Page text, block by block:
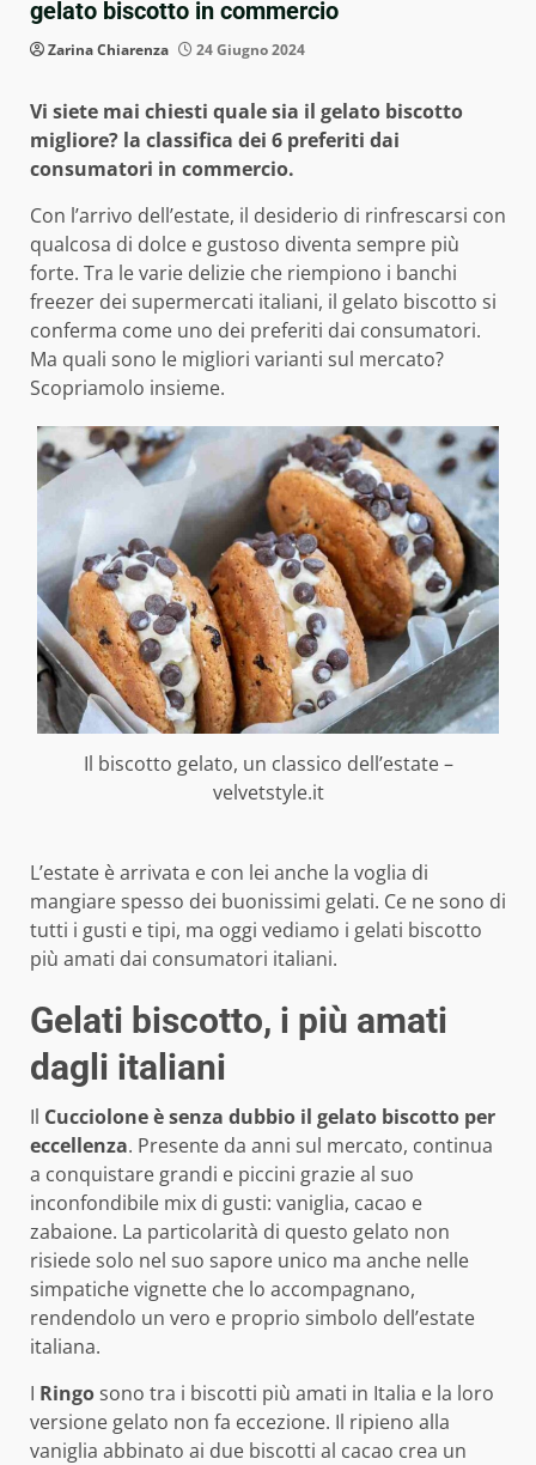
gelato biscotto in commercio
Zarina Chiarenza 24 Giugno 2024
Vi siete mai chiesti quale sia il gelato biscotto
migliore? la classifica dei 6 preferiti dai
consumatori in commercio.
Con l’arrivo dell’estate, il desiderio di rinfrescarsi con
qualcosa di dolce e gustoso diventa sempre più
forte. Tra le varie delizie che riempiono i banchi
freezer dei supermercati italiani, il gelato biscotto si
conferma come uno dei preferiti dai consumatori.
Ma quali sono le migliori varianti sul mercato?
Scopriamolo insieme.
Il biscotto gelato, un classico dell’estate –
velvetstyle.it
L’estate è arrivata e con lei anche la voglia di
mangiare spesso dei buonissimi gelati. Ce ne sono di
tutti i gusti e tipi, ma oggi vediamo i gelati biscotto
più amati dai consumatori italiani.
Gelati biscotto, i più amati
dagli italiani
Il Cucciolone è senza dubbio il gelato biscotto per
eccellenza. Presente da anni sul mercato, continua
a conquistare grandi e piccini grazie al suo
inconfondibile mix di gusti: vaniglia, cacao e
zabaione. La particolarità di questo gelato non
risiede solo nel suo sapore unico ma anche nelle
simpatiche vignette che lo accompagnano,
rendendolo un vero e proprio simbolo dell’estate
italiana.
I Ringosono tra i biscotti più amati in Italia e la loro
versione gelato non fa eccezione. Il ripieno alla
vaniglia abbinato ai due biscotti al cacao crea un